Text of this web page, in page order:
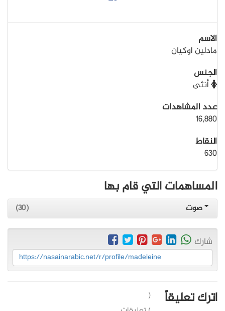
الاسم
مادلين اوكيان
الجنس
أنثى
عدد المشاهدات
16,880
النقاط
630
المساهمات التي قام بها
صوت (30)
شارك
https://nasainarabic.net/r/profile/madeleine
اترك تعليقاً
(